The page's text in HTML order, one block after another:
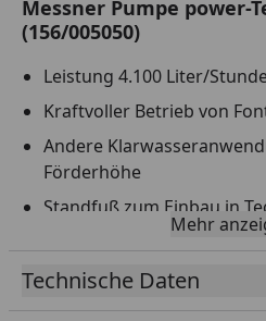
Messner Pumpe power-
(156/005050)
Leistung 4.100 Liter/
Kraftvoller Betrieb von
Andere
Förderhöhe
Standfuß zum Einbau in
Dauerlauffeste
Fördert Grobschmutz bis 3
Mehr
Technische Daten